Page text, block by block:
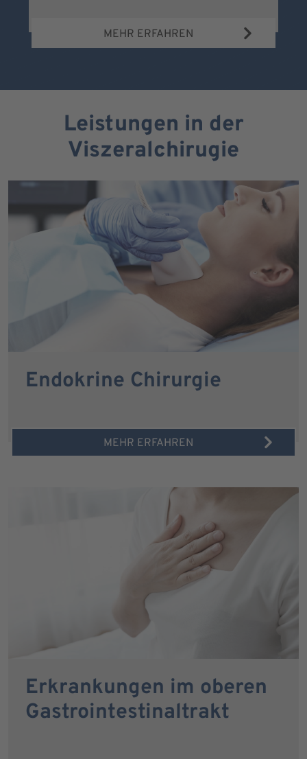
MEHR ERFAHREN
Leistungen in der
Viszeralchirugie
Endokrine Chirurgie
MEHR ERFAHREN
Erkrankungen im oberen
Gastrointestinaltrakt